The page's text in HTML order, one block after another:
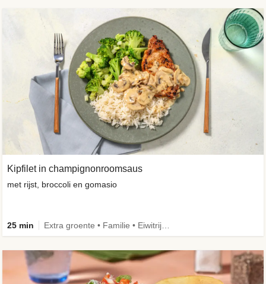
Kipfilet in champignonroomsaus
met rijst, broccoli en gomasio
25 min